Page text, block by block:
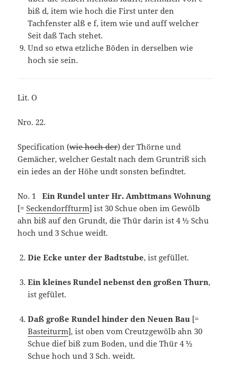
biß d, item wie hoch die First unter den
Tachfenster alß e f, item wie und auff welcher
Seit daß Tach stehet.
Und so etwa etzliche Böden in derselben wie
hoch sie sein.
Lit. O
Nro. 22.
Specification (wie hoch der) der Thörne und
Gemächer, welcher Gestalt nach dem Gruntriß sich
ein iedes an der Höhe undt sonsten befindtet.
No. 1Ein Rundel unter Hr. Ambttmans Wohnung
[=Seckendorffturm] ist 30 Schue oben im Gewölb
ahn biß auf den Grundt, die Thür darin ist 4 ½ Schu
hoch und 3 Schue weidt.
Die Ecke unter der Badtstube, ist gefüllet.
Ein kleines Rundel nebenst den großen Thurn,
ist gefület.
Daß große Rundel hinder den Neuen Bau [=
Basteiturm], ist oben vom Creutzgewölb ahn 30
Schue dief biß zum Boden, und die Thür 4 ½
Schue hoch und 3 Sch. weidt.